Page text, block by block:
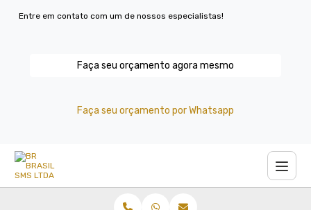
Entre em contato com um de nossos especialistas!
Faça seu orçamento agora mesmo
Faça seu orçamento por Whatsapp